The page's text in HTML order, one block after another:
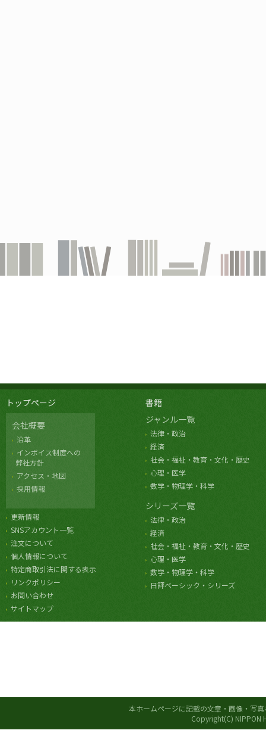
トップページ
会社概要
沿革
インボイス制度への
弊社方針
アクセス・地図
採用情報
更新情報
SNSアカウント一覧
注文について
個人情報について
特定商取引法に関する表示
リンクポリシー
お問い合わせ
サイトマップ
書籍
ジャンル一覧
法律・政治
経済
社会・福祉・教育・文化・歴史
心理・医学
数学・物理学・科学
シリーズ一覧
法律・政治
経済
社会・福祉・教育・文化・歴史
心理・医学
数学・物理学・科学
日評ベーシック・シリーズ
本ホームページに記載の文章・画像・写
Copyright(C) NIPPON